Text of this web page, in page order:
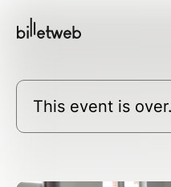
This event is over.